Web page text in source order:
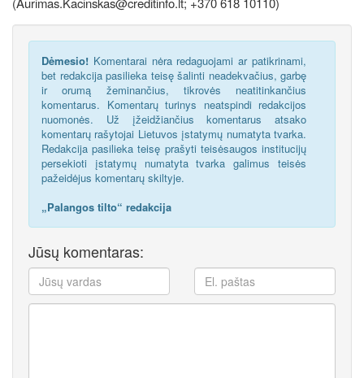
Dėmesio! Komentarai nėra redaguojami ar patikrinami,
bet redakcija pasilieka teisę šalinti neadekvačius, garbę
ir orumą žeminančius, tikrovės neatitinkančius
komentarus. Komentarų turinys neatspindi redakcijos
nuomonės. Už įžeidžiančius komentarus atsako
komentarų rašytojai Lietuvos įstatymų numatyta tvarka.
Redakcija pasilieka teisę prašyti teisėsaugos institucijų
persekioti įstatymų numatyta tvarka galimus teisės
pažeidėjus komentarų skiltyje.
„Palangos tilto“ redakcija
Jūsų komentaras: